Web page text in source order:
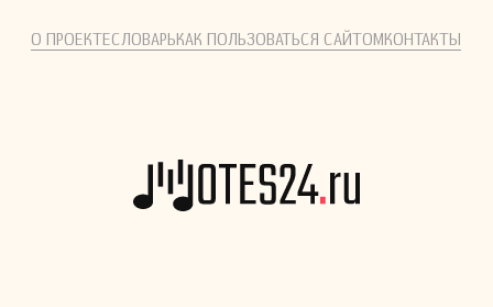
О ПРОЕКТЕСЛОВАРЬКАК ПОЛЬЗОВАТЬСЯ САЙТОМКОНТАКТЫ